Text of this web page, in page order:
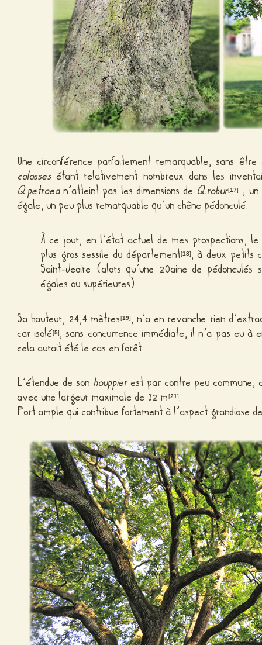
Une circonférence parfaitement remarquable, sans
colosses étant relativement nombreux dans les
Q.petraean’atteint pas les dimensions de Q.robur[17]
;
égale, un peu plus remarquable qu’un chêne pédonculé.
À ce jour, en l’état actuel de mes prospections,
plus gros sessile du département[18], à deux petits
Saint-Jeoire (alors qu’une 20aine de pédonculés
égales ou supérieures).
Sa hauteur, 24,4 mètres[19], n’a en revanche rien
car isolé[5], sans concurrence immédiate, il n’a pas eu à
cela aurait été le cas en forêt.
L’étendue de son houppierest par contre peu commune,
avec une largeur maximale de 32 m[21].
Port ample qui contribue fortement à l’aspect grandiose